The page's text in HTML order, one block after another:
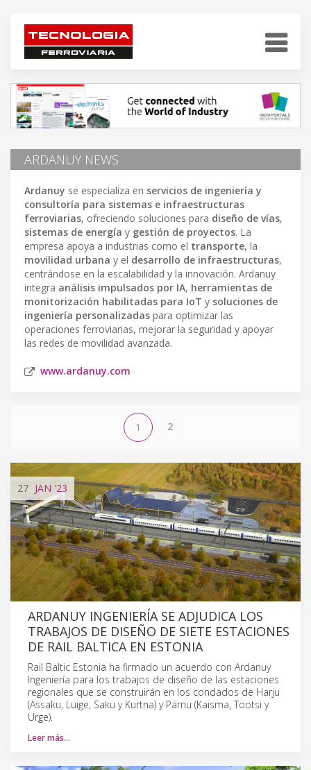
ARDANUY NEWS
Ardanuy se especializa en servicios de ingeniería y
consultoría para sistemas e infraestructuras
ferroviarias, ofreciendo soluciones para diseño de vías,
sistemas de energía y gestión de proyectos. La
empresa apoya a industrias como el transporte, la
movilidad urbana y el desarrollo de infraestructuras,
centrándose en la escalabilidad y la innovación. Ardanuy
integra análisis impulsados por IA, herramientas de
monitorización habilitadas para IoT y soluciones de
ingeniería personalizadas para optimizar las
operaciones ferroviarias, mejorar la seguridad y apoyar
las redes de movilidad avanzada.
www.ardanuy.com
1 2
27 JAN '23
ARDANUY INGENIERÍA SE ADJUDICA LOS
TRABAJOS DE DISEÑO DE SIETE ESTACIONES
DE RAIL BALTICA EN ESTONIA
Rail Baltic Estonia ha firmado un acuerdo con Ardanuy
Ingeniería para los trabajos de diseño de las estaciones
regionales que se construirán en los condados de Harju
(Assaku, Luige, Saku y Kurtna) y Pärnu (Kaisma, Tootsi y
Urge).
Leer más…